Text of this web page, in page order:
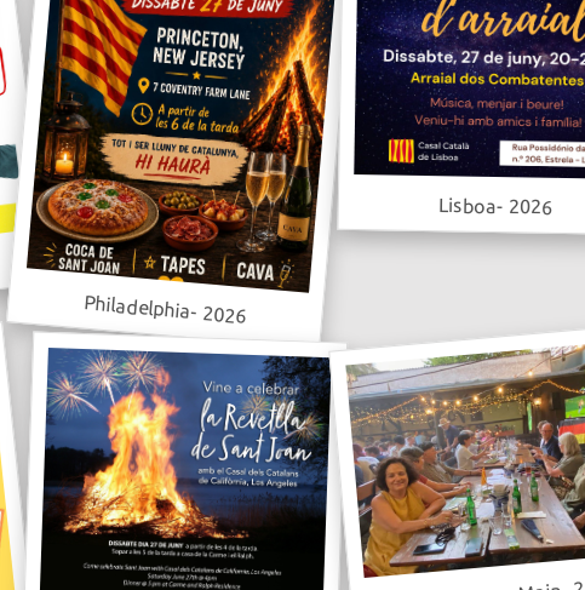
Philadelphia- 2026
Lisboa- 2026